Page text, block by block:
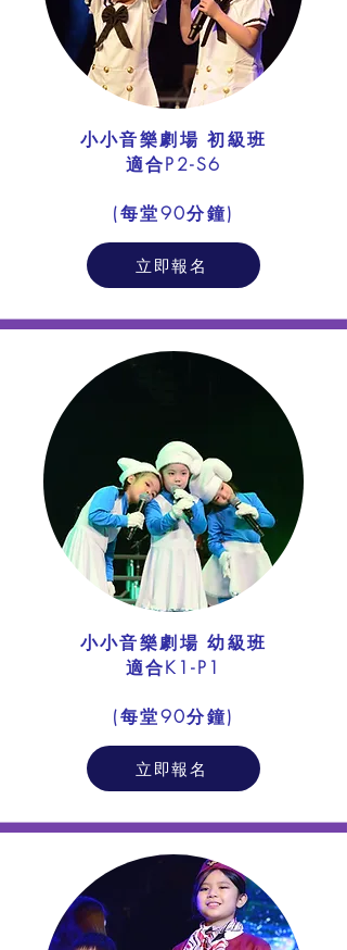
小小音樂劇場 初級班
適合P2-S6
​(每堂90分鐘)
立即報名
小小音樂劇場 幼級班
適合K1-P1
​(每堂90分鐘)
立即報名